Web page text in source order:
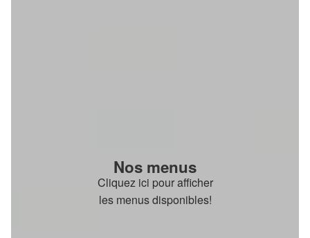
Nos menus
Cliquez ici pour afficher
les menus disponibles!